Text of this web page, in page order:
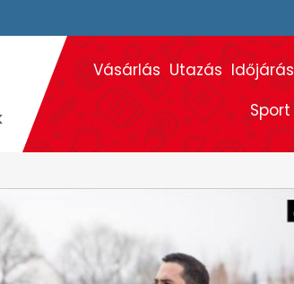
Vásárlás Utazás Időjárás
Sport